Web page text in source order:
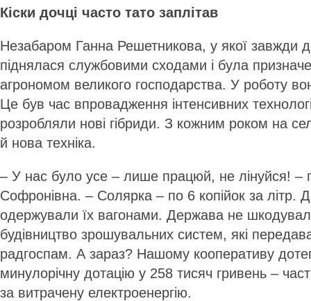
Кіски дочці часто тато заплітав
Незабаром Ганна Решетникова, у якої завжди
піднялася службовими сходами і була
агрономом великого господарства. У роботу
Це був час впровадження інтенсивних
розробляли нові гібриди. З кожним роком на
й нова техніка.
– У нас було усе – лише працюй, не лінуйся! –
Софронівна. – Солярка – по 6 копійок за літр.
одержували їх вагонами. Держава не
будівництво зрошувальних систем, які
радгоспам. А зараз? Нашому кооперативу
минулорічну дотацію у 258 тисяч гривень –
за витрачену електроенергію.